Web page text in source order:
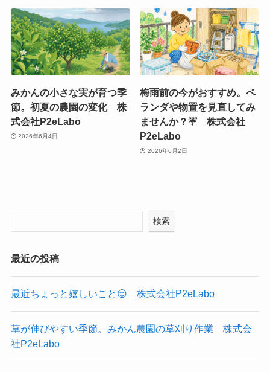
みかんの小さな実が育つ季
節。初夏の農園の変化 株
式会社P2eLabo
2026年6月4日
梅雨前の今がおすすめ。ベ
ランダや物置を見直してみ
ませんか？☔ 株式会社
P2eLabo
2026年6月2日
検索
最近の投稿
最近ちょっと嬉しいこと😌 株式会社P2eLabo
草が伸びやすい季節。みかん農園の草刈り作業 株式会
社P2eLabo